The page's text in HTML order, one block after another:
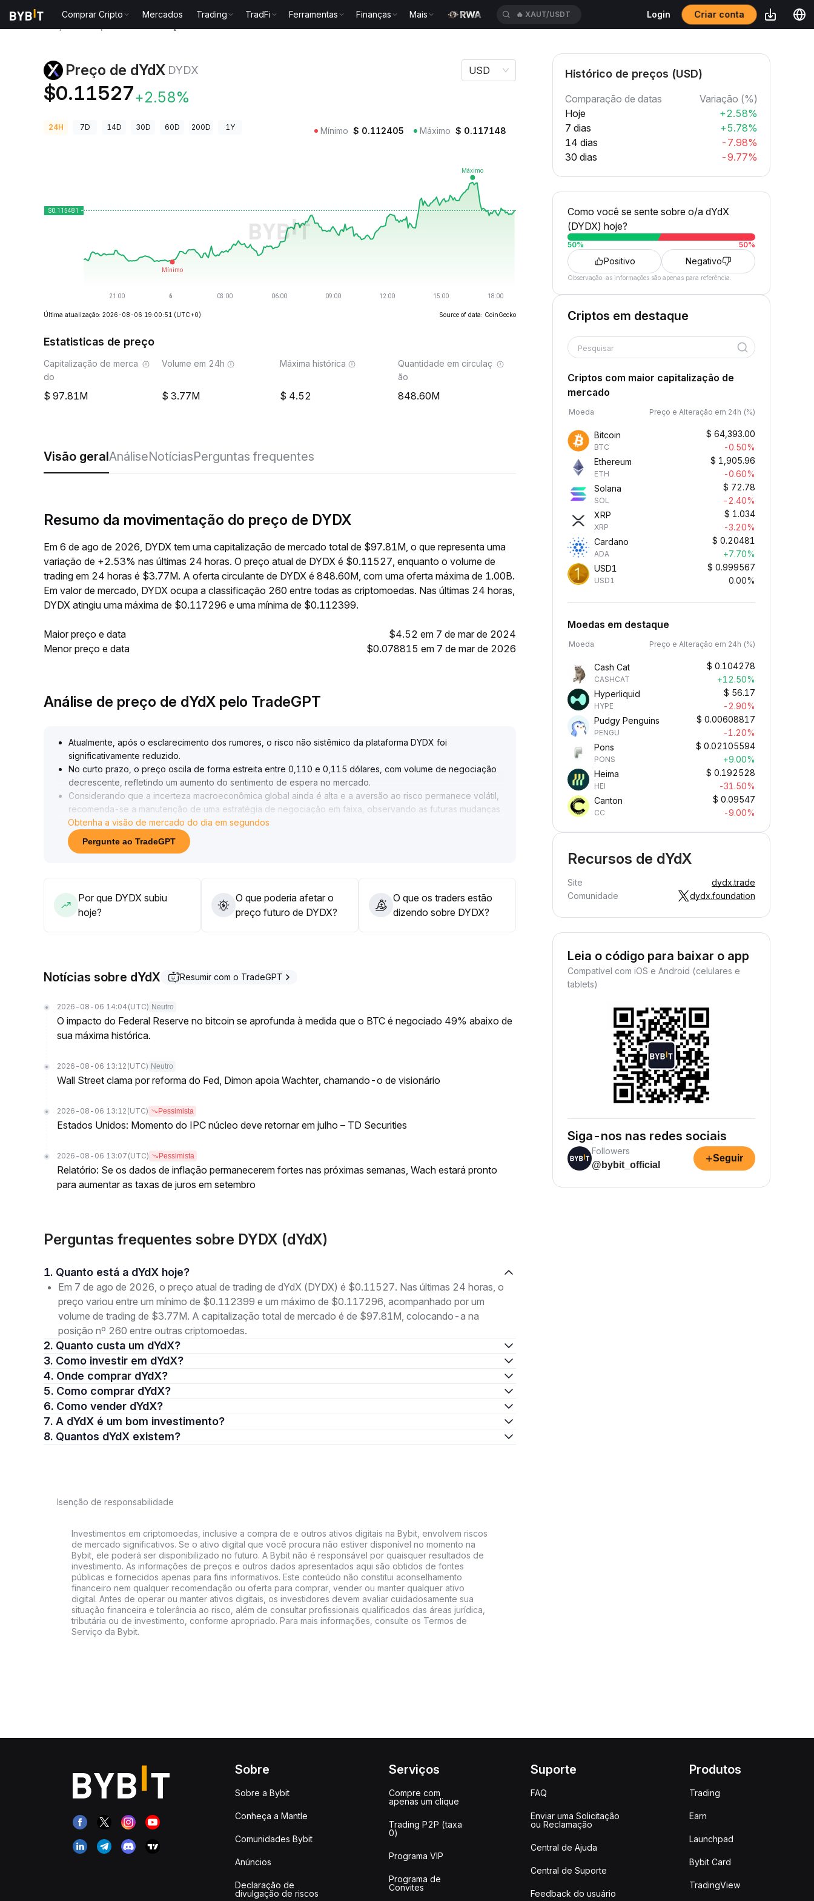
Comprar Cripto Mercados Trading TradFi Ferramentas Finanças Mais 🔥 XAUT/USDT Login Criar conta
Preço de dYdX DYDX
$0.11527+2.58%
USD
24H 7D 14D 30D 60D 200D 1Y Mínimo $ 0.112405 Máximo $ 0.117148
Última atualização: 2026-08-06 19:00:51 (UTC+0) Source of data: CoinGecko
Estatisticas de preço
Capitalização de merca
do
97.81M
Volume em 24h
3.77M
Máxima histórica
4.52
Quantidade em circulaç
ão
848.60M
Visão geralAnáliseNotíciasPerguntas frequentes
Resumo da movimentação do preço de DYDX
Em 6 de ago de 2026, DYDX tem uma capitalização de mercado total de $97.81M, o que representa uma
variação de +2.53% nas últimas 24 horas. O preço atual de DYDX é $0.11527, enquanto o volume de
trading em 24 horas é $3.77M. A oferta circulante de DYDX é 848.60M, com uma oferta máxima de 1.00B.
Em valor de mercado, DYDX ocupa a classificação 260 entre todas as criptomoedas. Nas últimas 24 horas,
DYDX atingiu uma máxima de $0.117296 e uma mínima de $0.112399.
Maior preço e data
$4.52 em 7 de mar de 2024
Menor preço e data
$0.078815 em 7 de mar de 2026
Análise de preço de dYdX pelo TradeGPT
Atualmente, após o esclarecimento dos rumores, o risco não sistêmico da plataforma DYDX foi
significativamente reduzido.
No curto prazo, o preço oscila de forma estreita entre 0,110 e 0,115 dólares, com volume de negociação
decrescente, refletindo um aumento do sentimento de espera no mercado.
Considerando que a incerteza macroeconômica global ainda é alta e a aversão ao risco permanece volátil,
recomenda-se a manutenção de uma estratégia de negociação em faixa, observando as futuras mudanças
nas políticas macroeconômicas e no sentimento de aversão ao risco
Uma vez que a pressão externa seja liberada e a liquidez melhore, espera-se que DYDX se estabilize
primeiro e realize um repique técnico
Obtenha a visão de mercado do dia em segundos
Pergunte ao TradeGPT
Por que DYDX subiu
hoje?
O que poderia afetar o
preço futuro de DYDX?
O que os traders estão
dizendo sobre DYDX?
Notícias sobre dYdX Resumir com o TradeGPT
2026-08-06 14:04 (UTC) Neutro
O impacto do Federal Reserve no bitcoin se aprofunda à medida que o BTC é negociado 49% abaixo de
sua máxima histórica.
2026-08-06 13:12 (UTC) Neutro
Wall Street clama por reforma do Fed, Dimon apoia Wachter, chamando-o de visionário
2026-08-06 13:12 (UTC) Pessimista
Estados Unidos: Momento do IPC núcleo deve retornar em julho – TD Securities
2026-08-06 13:07 (UTC) Pessimista
Relatório: Se os dados de inflação permanecerem fortes nas próximas semanas, Wach estará pronto
para aumentar as taxas de juros em setembro
Perguntas frequentes sobre DYDX (dYdX)
1. Quanto está a dYdX hoje?
Em 7 de ago de 2026, o preço atual de trading de dYdX (DYDX) é $0.11527. Nas últimas 24 horas, o
preço variou entre um mínimo de $0.112399 e um máximo de $0.117296, acompanhado por um
volume de trading de $3.77M. A capitalização total de mercado é de $97.81M, colocando-a na
posição nº 260 entre outras criptomoedas.
2. Quanto custa um dYdX?
3. Como investir em dYdX?
4. Onde comprar dYdX?
5. Como comprar dYdX?
6. Como vender dYdX?
7. A dYdX é um bom investimento?
8. Quantos dYdX existem?
Isenção de responsabilidade
Investimentos em criptomoedas, inclusive a compra de e outros ativos digitais na Bybit, envolvem riscos
de mercado significativos. Se o ativo digital que você procura não estiver disponível no momento na
Bybit, ele poderá ser disponibilizado no futuro. A Bybit não é responsável por quaisquer resultados de
investimento. As informações de preços e outros dados apresentados aqui são obtidos de fontes
públicas e fornecidos apenas para fins informativos. Este conteúdo não constitui aconselhamento
financeiro nem qualquer recomendação ou oferta para comprar, vender ou manter qualquer ativo
digital. Antes de operar ou manter ativos digitais, os investidores devem avaliar cuidadosamente sua
situação financeira e tolerância ao risco, além de consultar profissionais qualificados das áreas jurídica,
tributária ou de investimento, conforme apropriado. Para mais informações, consulte os Termos de
Serviço da Bybit.
Histórico de preços (USD)
Comparação de datas
Variação (%)
Hoje
+2.58%
7 dias
+5.78%
14 dias
-7.98%
30 dias
-9.77%
Como você se sente sobre o/a dYdX
(DYDX) hoje?
50% 50%
Positivo Negativo
Observação: as informações são apenas para referência.
Criptos em destaque
Pesquisar
Criptos com maior capitalização de
mercado
Moeda Preço e Alteração em 24h (%)
Bitcoin
BTC
$ 64,393.00
-0.50%
Ethereum
ETH
$ 1,905.96
-0.60%
Solana
SOL
$ 72.78
-2.40%
XRP
XRP
$ 1.034
-3.20%
Cardano
ADA
$ 0.20481
+7.70%
USD1
USD1
$ 0.999567
0.00%
Moedas em destaque
Moeda Preço e Alteração em 24h (%)
Cash Cat
CASHCAT
$ 0.104278
+12.50%
Hyperliquid
HYPE
$ 56.17
-2.90%
Pudgy Penguins
PENGU
$ 0.00608817
-1.20%
Pons
PONS
$ 0.02105594
+9.00%
Heima
HEI
$ 0.192528
-31.50%
Canton
CC
$ 0.09547
-9.00%
Recursos de dYdX
Site
dydx.trade
Comunidade
dydx.foundation
Leia o código para baixar o app
Compatível com iOS e Android (celulares e
tablets)
Siga-nos nas redes sociais
Followers
@bybit_official
+Seguir
Sobre
Sobre a Bybit
Conheça a Mantle
Comunidades Bybit
Anúncios
Declaração de
divulgação de riscos
Serviços
Compre com
apenas um clique
Trading P2P (taxa
0)
Programa VIP
Programa de
Convites
Suporte
FAQ
Enviar uma Solicitação
ou Reclamação
Central de Ajuda
Central de Suporte
Feedback do usuário
Produtos
Trading
Earn
Launchpad
Bybit Card
TradingView